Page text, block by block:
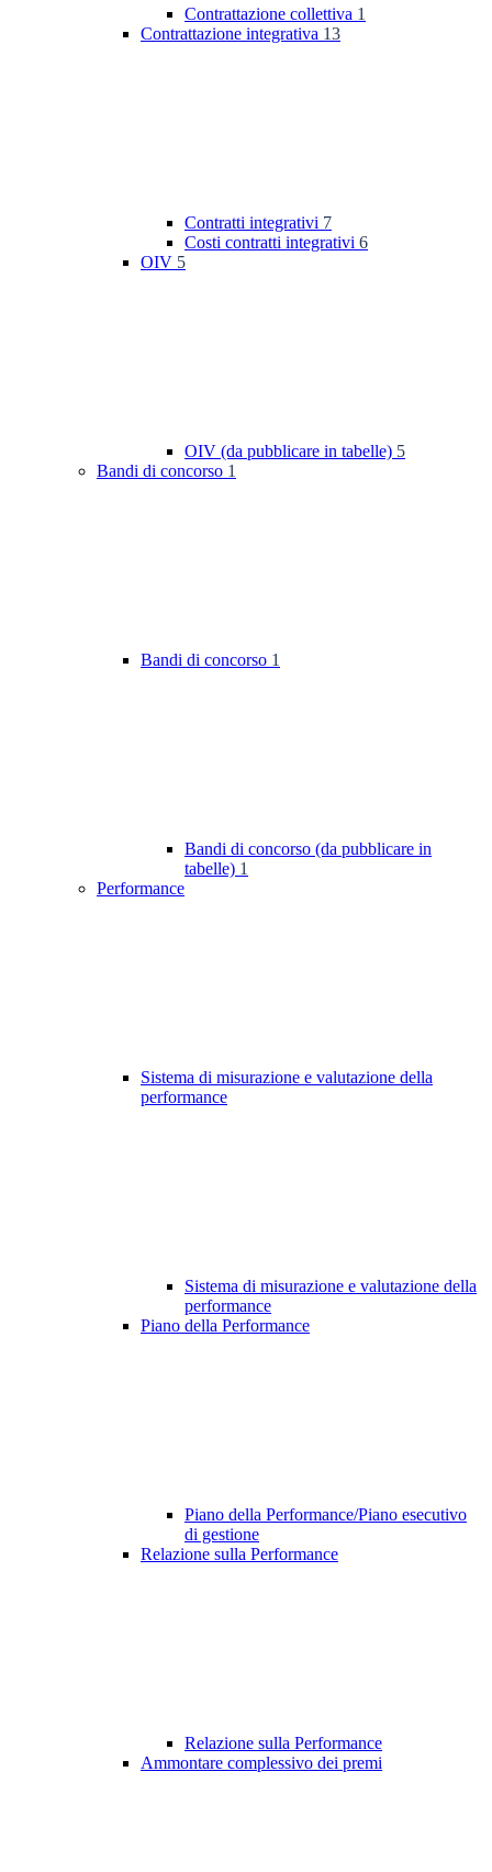
Contrattazione collettiva 1
Contrattazione integrativa 13
Contratti integrativi 7
Costi contratti integrativi 6
OIV 5
OIV (da pubblicare in tabelle) 5
Bandi di concorso 1
Bandi di concorso 1
Bandi di concorso (da pubblicare in
tabelle) 1
Performance
Sistema di misurazione e valutazione della
performance
Sistema di misurazione e valutazione della
performance
Piano della Performance
Piano della Performance/Piano esecutivo
di gestione
Relazione sulla Performance
Relazione sulla Performance
Ammontare complessivo dei premi